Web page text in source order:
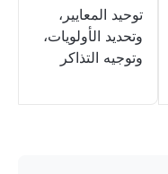
توحيد المعايير،
وتحديد الأولويات،
وتوجيه التذاكر